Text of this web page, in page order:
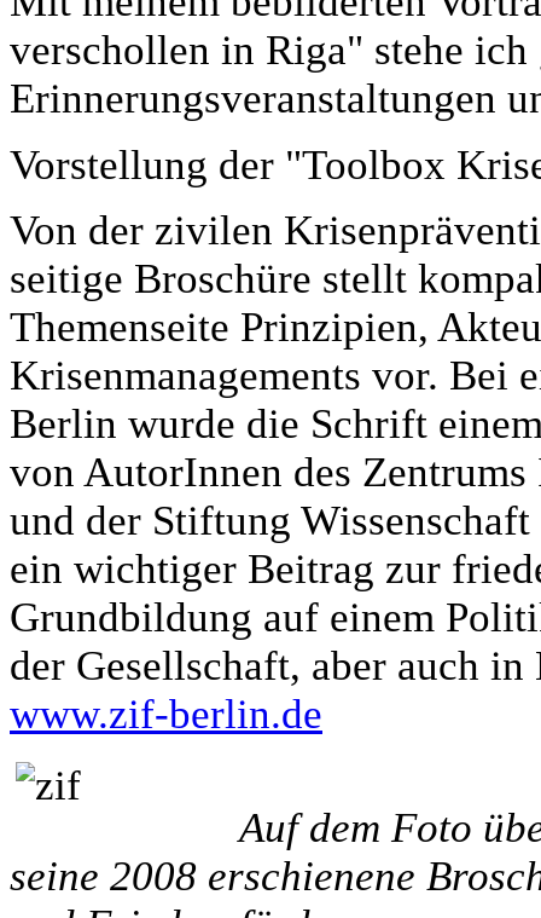
verschollen in Riga" stehe
Erinnerungsveranstaltungen
Vorstellung der "Toolbox
Von der zivilen
seitige Broschüre stellt
Themenseite Prinzipien,
Krisenmanagements vor. Bei
Berlin wurde die Schrift
von AutorInnen des
und der Stiftung
ein wichtiger Beitrag zur
Grundbildung auf einem
der Gesellschaft, aber auch
www.zif-berlin.de
Auf dem Foto
seine 2008 erschienene